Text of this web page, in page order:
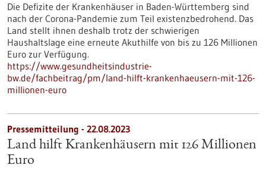
Die Defizite der Krankenhäuser in Baden-Württemberg sind
nach der Corona-Pandemie zum Teil existenzbedrohend. Das
Land stellt ihnen deshalb trotz der schwierigen
Haushaltslage eine erneute Akuthilfe von bis zu 126 Millionen
Euro zur Verfügung.
https://www.gesundheitsindustrie-
bw.de/fachbeitrag/pm/land-hilft-krankenhaeusern-mit-126-
millionen-euro
Pressemitteilung - 22.08.2023
Land hilft Krankenhäusern mit 126 Millionen
Euro